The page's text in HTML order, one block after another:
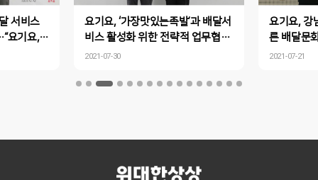
서비스
요기요,
요기요, ‘가장맛있는족발’과 배달서
비스 활성화 위한 전략적 업무협약
체결
2021-07-30
요기요, 강
른 배달문
협약 체결
2021-07-21